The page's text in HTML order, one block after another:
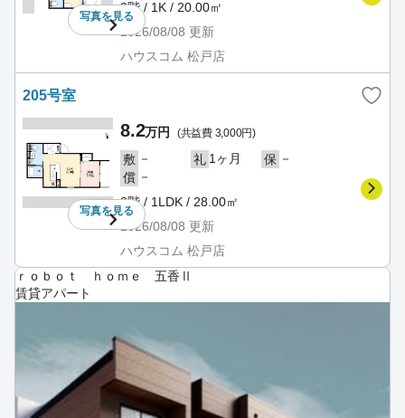
写真を見る
2階 / 1K / 20.00㎡
2026/08/08 更新
ハウスコム 松戸店
205号室
写真を見る
8.2万円 (共益費 3,000円)
敷 － 礼 1ヶ月 保 －
償 －
2階 / 1LDK / 28.00㎡
2026/08/08 更新
ハウスコム 松戸店
ｒｏｂｏｔ ｈｏｍｅ 五香Ⅱ
賃貸アパート